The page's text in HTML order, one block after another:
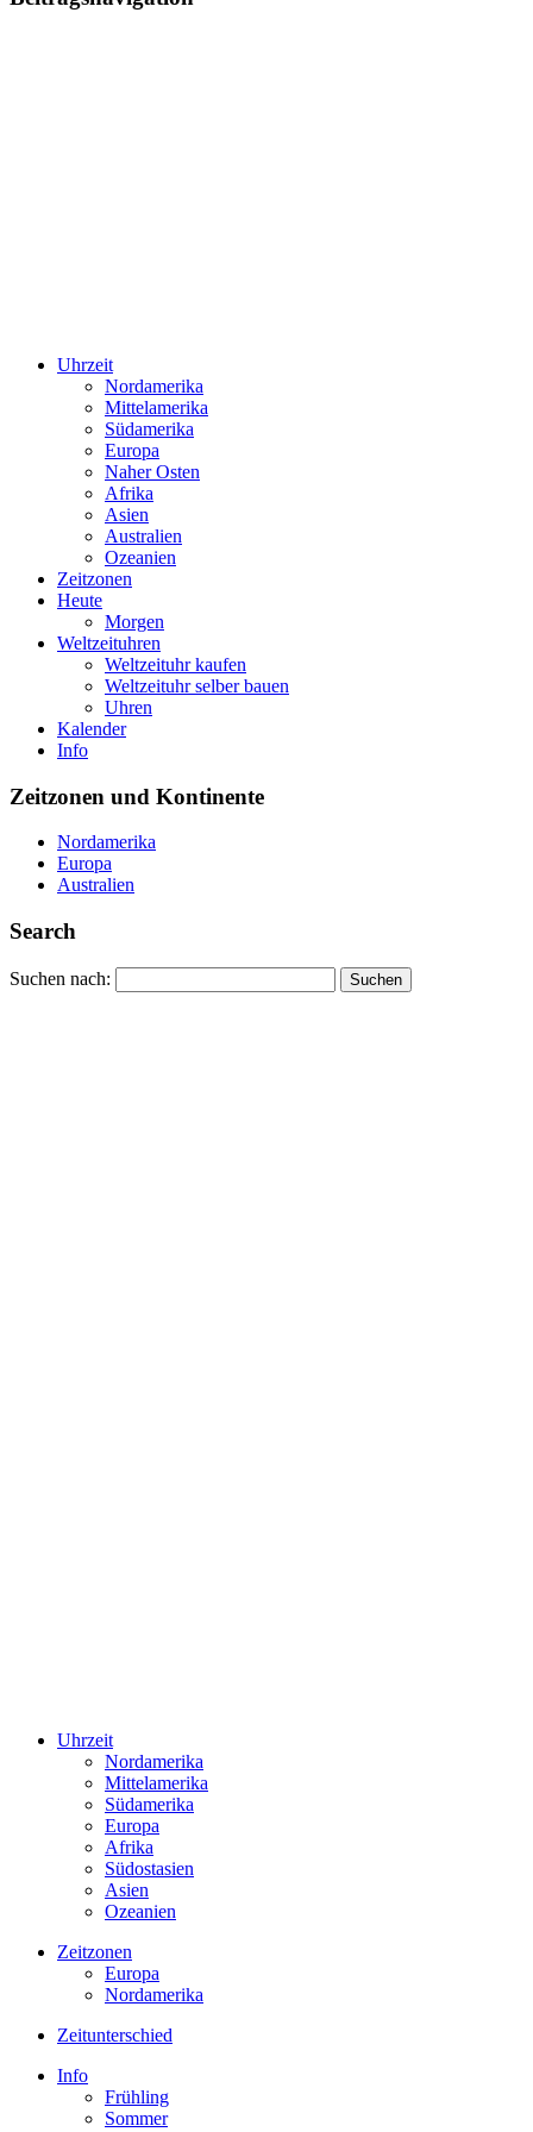
Uhrzeit
Nordamerika
Mittelamerika
Südamerika
Europa
Naher Osten
Afrika
Asien
Australien
Ozeanien
Zeitzonen
Heute
Morgen
Weltzeituhren
Weltzeituhr kaufen
Weltzeituhr selber bauen
Uhren
Kalender
Info
Zeitzonen und Kontinente
Nordamerika
Europa
Australien
Search
Suchen nach:
Uhrzeit
Nordamerika
Mittelamerika
Südamerika
Europa
Afrika
Südostasien
Asien
Ozeanien
Zeitzonen
Europa
Nordamerika
Zeitunterschied
Info
Frühling
Sommer